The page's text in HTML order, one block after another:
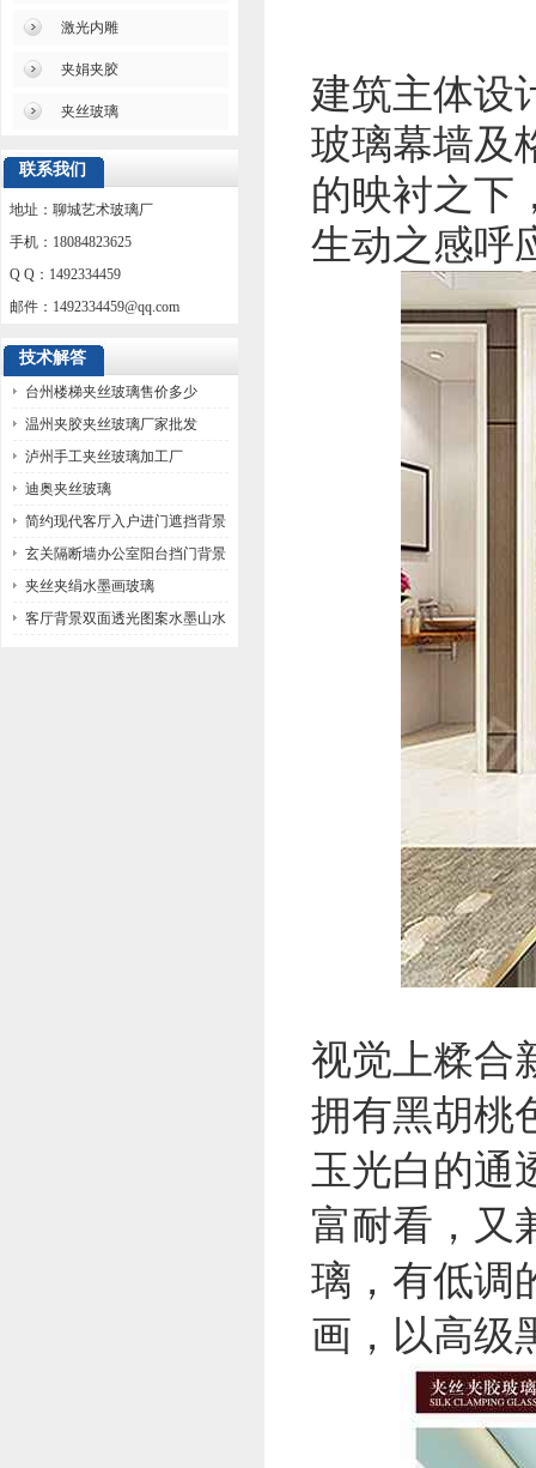
激光内雕
夹娟夹胶
夹丝玻璃
联系我们
地址：聊城艺术玻璃厂
手机：18084823625
Q Q：1492334459
邮件： 1492334459@qq.com
技术解答
台州楼梯夹丝玻璃售价多少
温州夹胶夹丝玻璃厂家批发
泸州手工夹丝玻璃加工厂
迪奥夹丝玻璃
简约现代客厅入户进门遮挡背景
墙玻璃
玄关隔断墙办公室阳台挡门背景
墙玻璃
夹丝夹绢水墨画玻璃
客厅背景双面透光图案水墨山水
建筑主体设
玻璃幕墙及
的映衬之下
生动之感呼
视觉上糅合
拥有黑胡桃
玉光白的通
富耐看，又
璃，有低调
画，以高级